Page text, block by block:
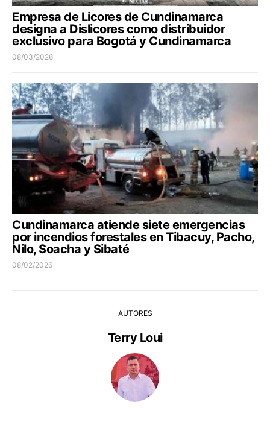
Empresa de Licores de Cundinamarca
designa a Dislicores como distribuidor
exclusivo para Bogotá y Cundinamarca
08/03/2026
Cundinamarca atiende siete emergencias
por incendios forestales en Tibacuy, Pacho,
Nilo, Soacha y Sibaté
08/02/2026
AUTORES
Terry Loui